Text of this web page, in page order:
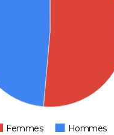
Femmes Hommes